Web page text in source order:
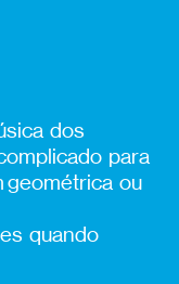
dos
para
geométrica ou
quando